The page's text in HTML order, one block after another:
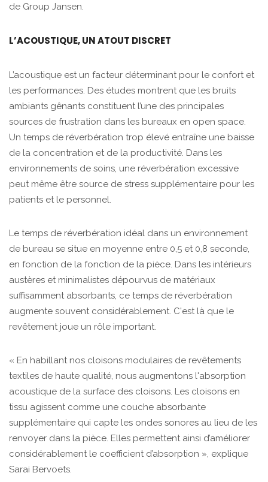
de Group Jansen.
L’ACOUSTIQUE, UN ATOUT DISCRET
L’acoustique est un facteur déterminant pour le confort et
les performances. Des études montrent que les bruits
ambiants gênants constituent l’une des principales
sources de frustration dans les bureaux en open space.
Un temps de réverbération trop élevé entraîne une baisse
de la concentration et de la productivité. Dans les
environnements de soins, une réverbération excessive
peut même être source de stress supplémentaire pour les
patients et le personnel.
Le temps de réverbération idéal dans un environnement
de bureau se situe en moyenne entre 0,5 et 0,8 seconde,
en fonction de la fonction de la pièce. Dans les intérieurs
austères et minimalistes dépourvus de matériaux
suffisamment absorbants, ce temps de réverbération
augmente souvent considérablement. C'est là que le
revêtement joue un rôle important.
« En habillant nos cloisons modulaires de revêtements
textiles de haute qualité, nous augmentons l'absorption
acoustique de la surface des cloisons. Les cloisons en
tissu agissent comme une couche absorbante
supplémentaire qui capte les ondes sonores au lieu de les
renvoyer dans la pièce. Elles permettent ainsi d’améliorer
considérablement le coefficient d’absorption », explique
Sarai Bervoets.